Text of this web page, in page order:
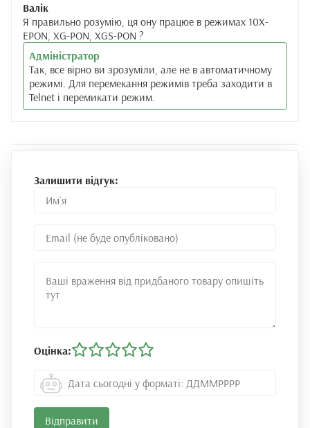
Валік
Я правильно розумію, ця ону працюе в режимах 10X-
EPON, XG-PON, XGS-PON ?
Адміністратор
Так, все вірно ви зрозуміли, але не в автоматичному
режимі. Для перемекання режимів треба заходити в
Telnet і перемикати режим.
Залишити відгук:
Оцінка: